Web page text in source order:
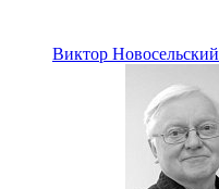
Виктор Новосельский